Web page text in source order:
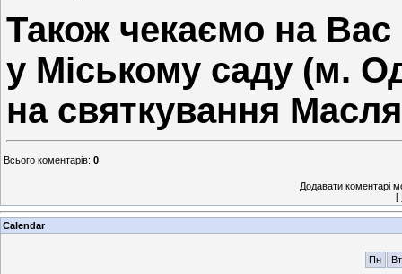
Також чекаємо на Вас
у Міському саду (м.
на святкування
Всього коментарів: 0
Додавати коментарі
[
Calendar
Пн Вт